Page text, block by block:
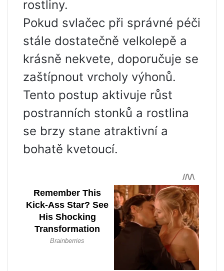
rostliny.
Pokud svlačec při správné péči
stále dostatečně velkolepě a
krásně nekvete, doporučuje se
zaštípnout vrcholy výhonů.
Tento postup aktivuje růst
postranních stonků a rostlina
se brzy stane atraktivní a
bohatě kvetoucí.